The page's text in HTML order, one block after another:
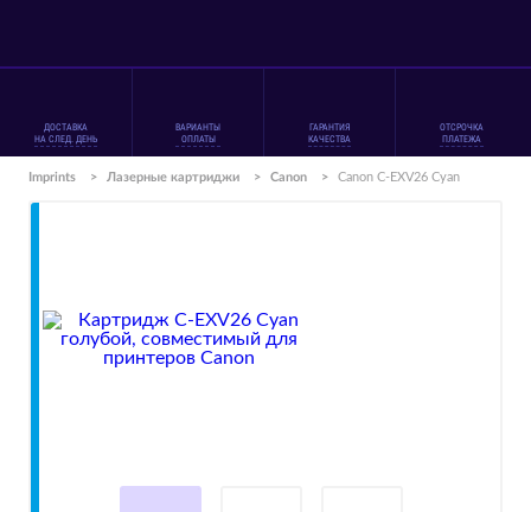
ДОСТАВКА
НА СЛЕД. ДЕНЬ
ВАРИАНТЫ
ОПЛАТЫ
ГАРАНТИЯ
КАЧЕСТВА
ОТСРОЧКА
ПЛАТЕЖА
Imprints > Лазерные картриджи > Canon > Canon C-EXV26 Cyan